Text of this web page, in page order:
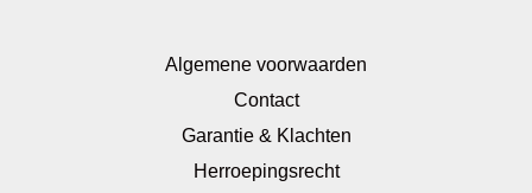
Algemene voorwaarden
Contact
Garantie & Klachten
Herroepingsrecht